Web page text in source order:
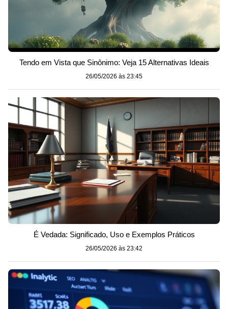
Tendo em Vista que Sinônimo: Veja 15 Alternativas Ideais
26/05/2026 às 23:45
É Vedada: Significado, Uso e Exemplos Práticos
26/05/2026 às 23:42